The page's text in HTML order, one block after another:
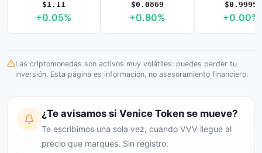
$1.11
+0.05%
$0.0869
+0.80%
$0.9995
+0.00%
Las criptomonedas son activos muy volátiles: puedes perder tu
inversión. Esta página es información, no asesoramiento financiero.
¿Te avisamos si Venice Token se mueve?
Te escribimos una sola vez, cuando VVV llegue al
precio que marques. Sin registro.